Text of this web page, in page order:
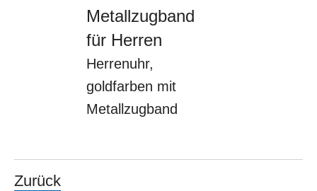
Metallzugband
für Herren
Herrenuhr,
goldfarben mit
Metallzugband
Zurück